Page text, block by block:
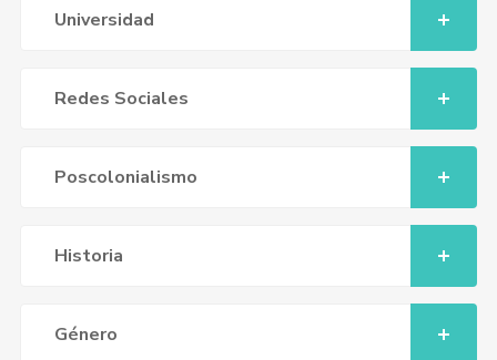
Universidad
Redes Sociales
Poscolonialismo
Historia
Género